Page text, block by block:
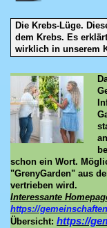
Die Krebs-Lüge.
dem Krebs. Es
wirklich in unserem
schon ein Wort.
"GrenyGarden" aus
vertrieben wird.
Interessante
https://
Übersicht: https://